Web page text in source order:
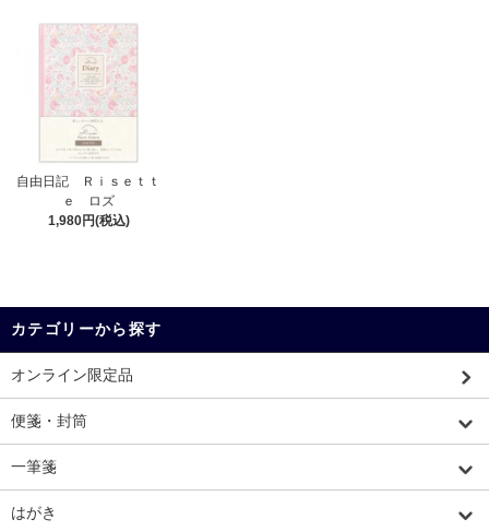
自由日記 Ｒｉｓｅｔｔ
ｅ ロズ
1,980円(税込)
カテゴリーから探す
オンライン限定品
便箋・封筒
一筆箋
はがき